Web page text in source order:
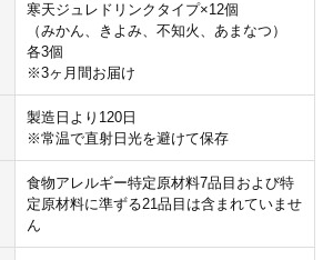
寒天ジュレドリンクタイプ×12個
（みかん、きよみ、不知火、あまなつ）
各3個
※3ヶ月間お届け
製造日より120日
※常温で直射日光を避けて保存
食物アレルギー特定原材料7品目および特
定原材料に準ずる21品目は含まれていませ
ん